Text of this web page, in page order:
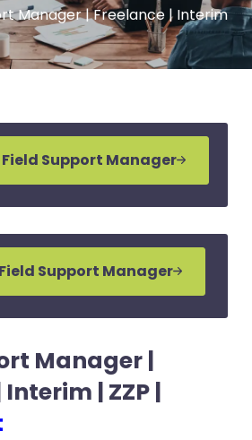
Manager | Freelance | Interim
Field Support Manager
Support Manager
Manager |
| ZZP |